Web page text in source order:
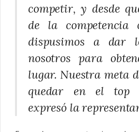
competir, y desde
de la competencia
dispusimos a dar
nosotros para
lugar. Nuestra meta
quedar en el top
expresó la